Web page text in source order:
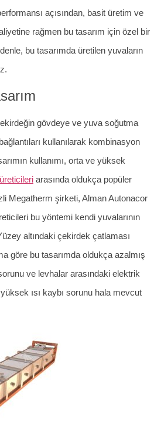
açısından, basit üretim ve
rağmen bu tasarım için özel bir
bu tasarımda üretilen yuvaların
gövdeye ve yuva soğutma
kullanılarak kombinasyon
kullanımı, orta ve yüksek
arasında oldukça popüler
Megatherm şirketi, Alman Autonacor
bu yöntemi kendi yuvalarının
altındaki çekirdek çatlaması
göre bu tasarımda oldukça azalmış
ve levhalar arasındaki elektrik
ısı kaybı sorunu hala mevcut